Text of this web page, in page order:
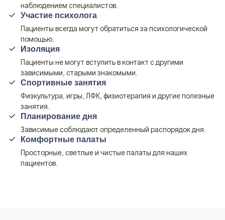
наблюдением специалистов.
Участие психолога
Пациенты всегда могут обратиться за психологической
помощью.
Изоляция
Пациенты не могут вступить в контакт с другими
зависимыми, старыми знакомыми.
Спортивные занятия
Физкультура, игры, ЛФК, физиотерапия и другие полезные
занятия.
Планирование дня
Зависимые соблюдают определенный распорядок дня.
Комфортные палаты
Просторные, светлые и чистые палаты для наших
пациентов.